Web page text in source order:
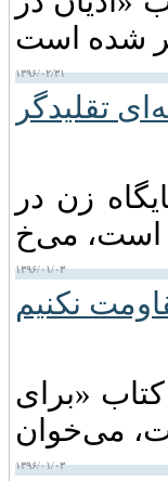
۱۳۹۶/۰۲/۳۱
تقلیدگر
زن در
۱۳۹۶/۰۱/۰۳
نکنیم
«برای
۱۳۹۶/۰۱/۰۳